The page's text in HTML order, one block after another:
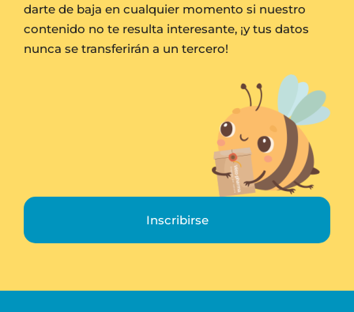
darte de baja en cualquier momento si nuestro
contenido no te resulta interesante, ¡y tus datos
nunca se transferirán a un tercero!
Inscribirse